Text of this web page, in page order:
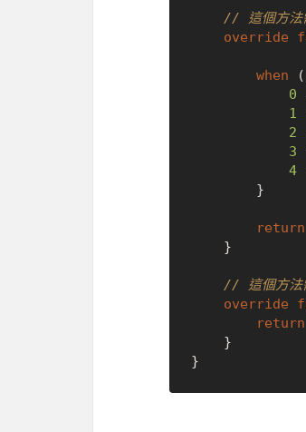
// 這個方法
override
when
0
1
2
3
4
return
// 這個方法
override
return